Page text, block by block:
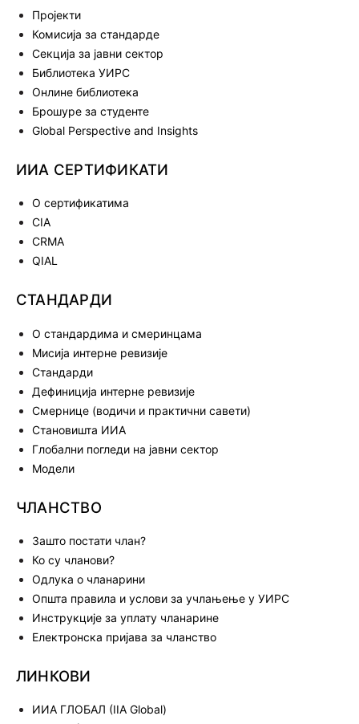
Пројекти
Комисија за стандарде
Секција за јавни сектор
Библиотека УИРС
Онлине библиотека
Брошуре за студенте
Global Perspective and Insights
ИИА СЕРТИФИКАТИ
О сертификатима
CIA
CRMA
QIAL
СТАНДАРДИ
О стандардима и смеринцама
Мисија интерне ревизије
Стандарди
Дефиниција интерне ревизије
Смернице (водичи и практични савети)
Становишта ИИА
Глобални погледи на јавни сектор
Модели
ЧЛАНСТВО
Зашто постати члан?
Ко су чланови?
Одлука о чланарини
Општа правила и услови за учлањење у УИРС
Инструкције за уплату чланарине
Електронска пријава за чланство
ЛИНКОВИ
ИИА ГЛОБАЛ (IIA Global)